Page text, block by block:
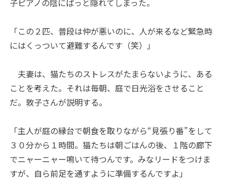
子ピアノの陰にぱっと隠れてしまった。
「この２匹、普段は仲が悪いのに、人が来るなど緊急時
にはくっついて避難するんです（笑）」
夫妻は、猫たちのストレスがたまらないように、ある
ことを考えた。それは毎朝、庭で日光浴をさせること
だ。敦子さんが説明する。
「主人が庭の縁台で朝食を取りながら“見張り番”をして
３０分から１時間。猫たちは朝ごはんの後、１階の廊下
でニャーニャー鳴いて待つんです。みなリードをつけま
すが、自ら前足を通すように準備するんですよ」